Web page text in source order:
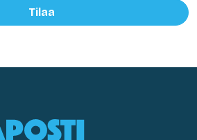
Tilaa